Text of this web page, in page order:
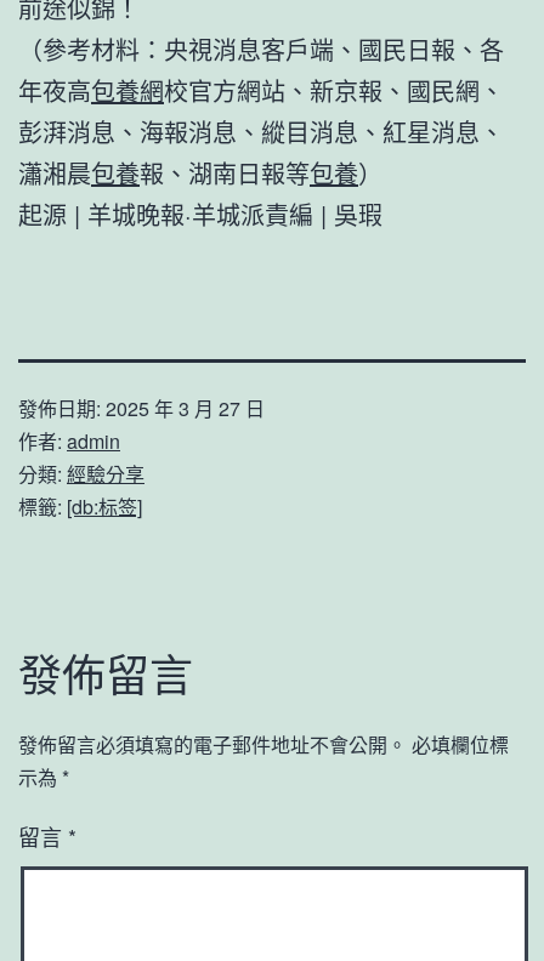
前途似錦！
（參考材料：央視消息客戶端、國民日報、各
年夜高包養網校官方網站、新京報、國民網、
彭湃消息、海報消息、縱目消息、紅星消息、
瀟湘晨包養報、湖南日報等包養）
起源 | 羊城晚報·羊城派責編 | 吳瑕
發佈日期: 2025 年 3 月 27 日
作者: admin
分類: 經驗分享
標籤: [db:标签]
發佈留言
發佈留言必須填寫的電子郵件地址不會公開。 必填欄位標
示為 *
留言 *